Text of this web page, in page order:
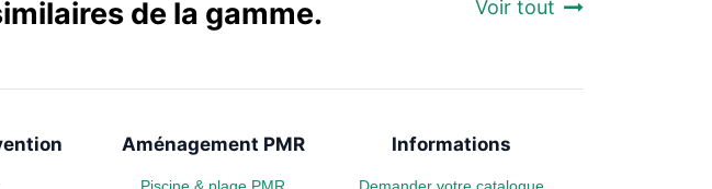
de la gamme. Voir tout
Aménagement PMR Informations